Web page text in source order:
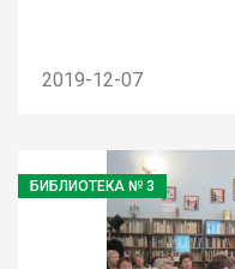
2019-12-07
БИБЛИОТЕКА № 3